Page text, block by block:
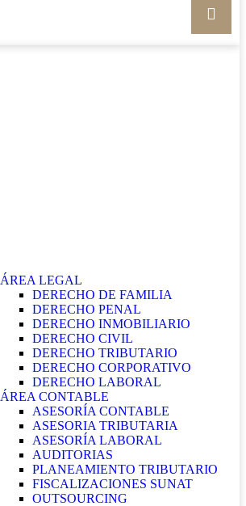
ÁREA LEGAL
DERECHO DE FAMILIA
DERECHO PENAL
DERECHO INMOBILIARIO
DERECHO CIVIL
DERECHO TRIBUTARIO
DERECHO CORPORATIVO
DERECHO LABORAL
ÁREA CONTABLE
ASESORÍA CONTABLE
ASESORIA TRIBUTARIA
ASESORÍA LABORAL
AUDITORIAS
PLANEAMIENTO TRIBUTARIO
FISCALIZACIONES SUNAT
OUTSOURCING